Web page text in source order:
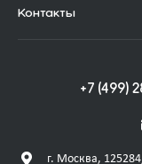
Контакты
+7 (499)
г. Москва,